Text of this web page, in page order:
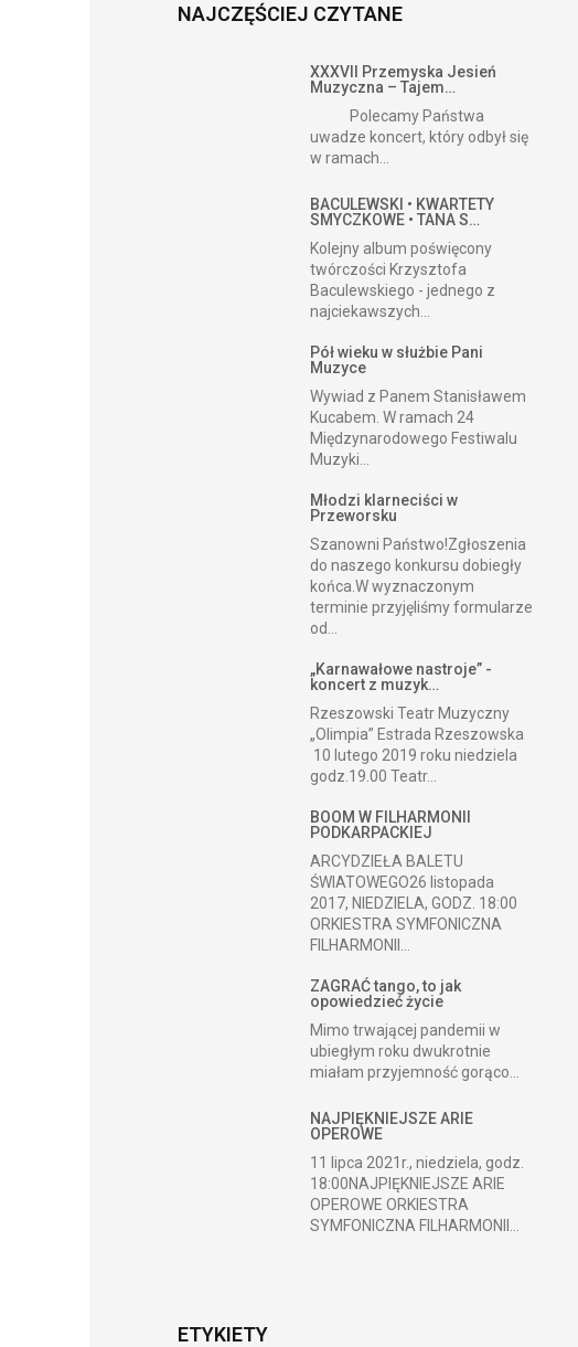
NAJCZĘŚCIEJ CZYTANE
XXXVII Przemyska Jesień
Muzyczna – Tajem…
Polecamy Państwa
uwadze koncert, który odbył się
w ramach...
BACULEWSKI • KWARTETY
SMYCZKOWE • TANA S…
Kolejny album poświęcony
twórczości Krzysztofa
Baculewskiego - jednego z
najciekawszych...
Pół wieku w służbie Pani
Muzyce
Wywiad z Panem Stanisławem
Kucabem. W ramach 24
Międzynarodowego Festiwalu
Muzyki...
Młodzi klarneciści w
Przeworsku
Szanowni Państwo!Zgłoszenia
do naszego konkursu dobiegły
końca.W wyznaczonym
terminie przyjęliśmy formularze
od...
„Karnawałowe nastroje” -
koncert z muzyk…
Rzeszowski Teatr Muzyczny
„Olimpia” Estrada Rzeszowska
10 lutego 2019 roku niedziela
godz.19.00 Teatr...
BOOM W FILHARMONII
PODKARPACKIEJ
ARCYDZIEŁA BALETU
ŚWIATOWEGO26 listopada
2017, NIEDZIELA, GODZ. 18:00
ORKIESTRA SYMFONICZNA
FILHARMONII...
ZAGRAĆ tango, to jak
opowiedzieć życie
Mimo trwającej pandemii w
ubiegłym roku dwukrotnie
miałam przyjemność gorąco...
NAJPIĘKNIEJSZE ARIE
OPEROWE
11 lipca 2021r., niedziela, godz.
18:00NAJPIĘKNIEJSZE ARIE
OPEROWE ORKIESTRA
SYMFONICZNA FILHARMONII...
ETYKIETY